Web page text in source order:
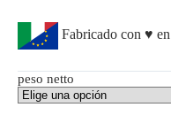
Fabricado con ♥
peso netto